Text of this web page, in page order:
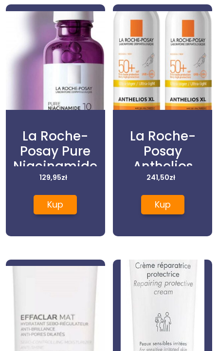
La Roche-
Posay Pure
Niacinamide
10 Serum Do
Twarzy 30ml
129,95zł
Kup
La Roche-
Posay
Anthelios
Ultra-Light
Spf50+ Sun
Protection
241,50zł
Kup